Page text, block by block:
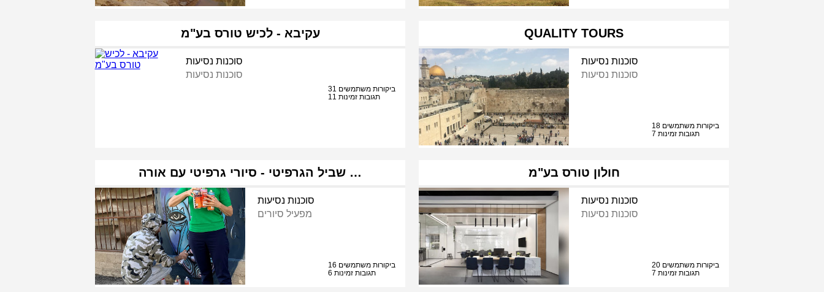
עקיבא - לכיש טורס בע"מ
סוכנות נסיעות
סוכנות נסיעות
31 ביקורות משתמשים
11 תגובות זמינות
QUALITY TOURS
סוכנות נסיעות
סוכנות נסיעות
18 ביקורות משתמשים
7 תגובות זמינות
שביל הגרפיטי - סיורי גרפיטי עם אורה …
סוכנות נסיעות
מפעיל סיורים
16 ביקורות משתמשים
6 תגובות זמינות
חולון טורס בע"מ
סוכנות נסיעות
סוכנות נסיעות
20 ביקורות משתמשים
7 תגובות זמינות